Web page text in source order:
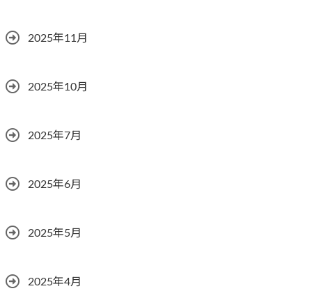
2025年11月
2025年10月
2025年7月
2025年6月
2025年5月
2025年4月